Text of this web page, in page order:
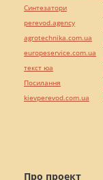
Про проект
Синтезатори
perevod.agency
agrotechnika.com.ua
europeservice.com.ua
текст юа
Посилання
kievperevod.com.ua